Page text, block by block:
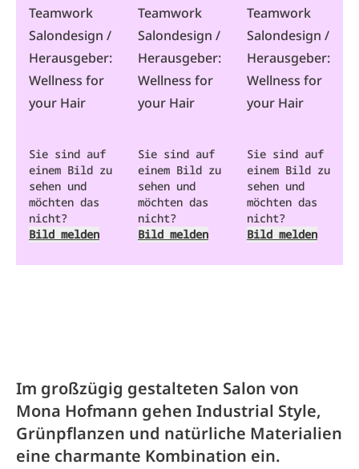
Teamwork
Salondesign /
Herausgeber:
Wellness for
your Hair
Sie sind auf
einem Bild zu
sehen und
möchten das
nicht?
Bild melden
Teamwork
Salondesign /
Herausgeber:
Wellness for
your Hair
Sie sind auf
einem Bild zu
sehen und
möchten das
nicht?
Bild melden
Teamwork
Salondesign /
Herausgeber:
Wellness for
your Hair
Sie sind auf
einem Bild zu
sehen und
möchten das
nicht?
Bild melden
Im großzügig gestalteten Salon von
Mona Hofmann gehen Industrial Style,
Grünpflanzen und natürliche Materialien
eine charmante Kombination ein.